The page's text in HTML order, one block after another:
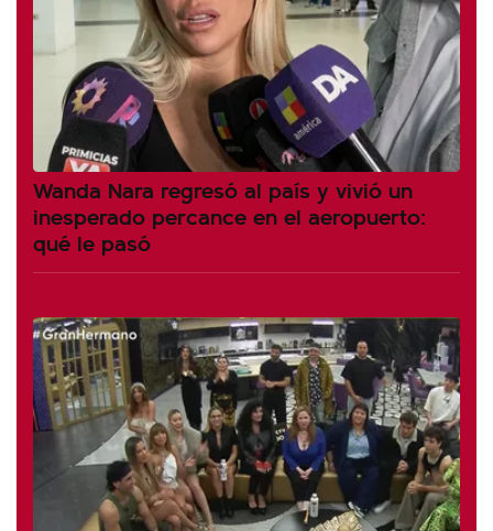
Wanda Nara regresó al país y vivió un
inesperado percance en el aeropuerto:
qué le pasó